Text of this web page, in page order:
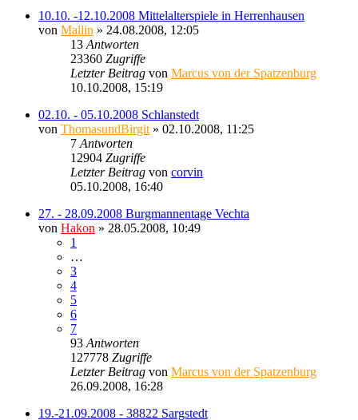
10.10. -12.10.2008 Mittelalterspiele in Herrenhausen
von Mallin » 24.08.2008, 12:05
13Antworten
23360 Zugriffe
Letzter Beitrag von Marcus von der Spatzenburg
10.10.2008, 15:19
02.10. - 05.10.2008 Schlanstedt
von ThomasundBirgit» 02.10.2008, 11:25
7Antworten
12904 Zugriffe
Letzter Beitrag von corvin
05.10.2008, 16:40
27. - 28.09.2008 Burgmannentage Vechta
von Hakon » 28.05.2008, 10:49
1
…
3
4
5
6
7
93Antworten
127778 Zugriffe
Letzter Beitrag von Marcus von der Spatzenburg
26.09.2008, 16:28
19.-21.09.2008 - 38822 Sargstedt